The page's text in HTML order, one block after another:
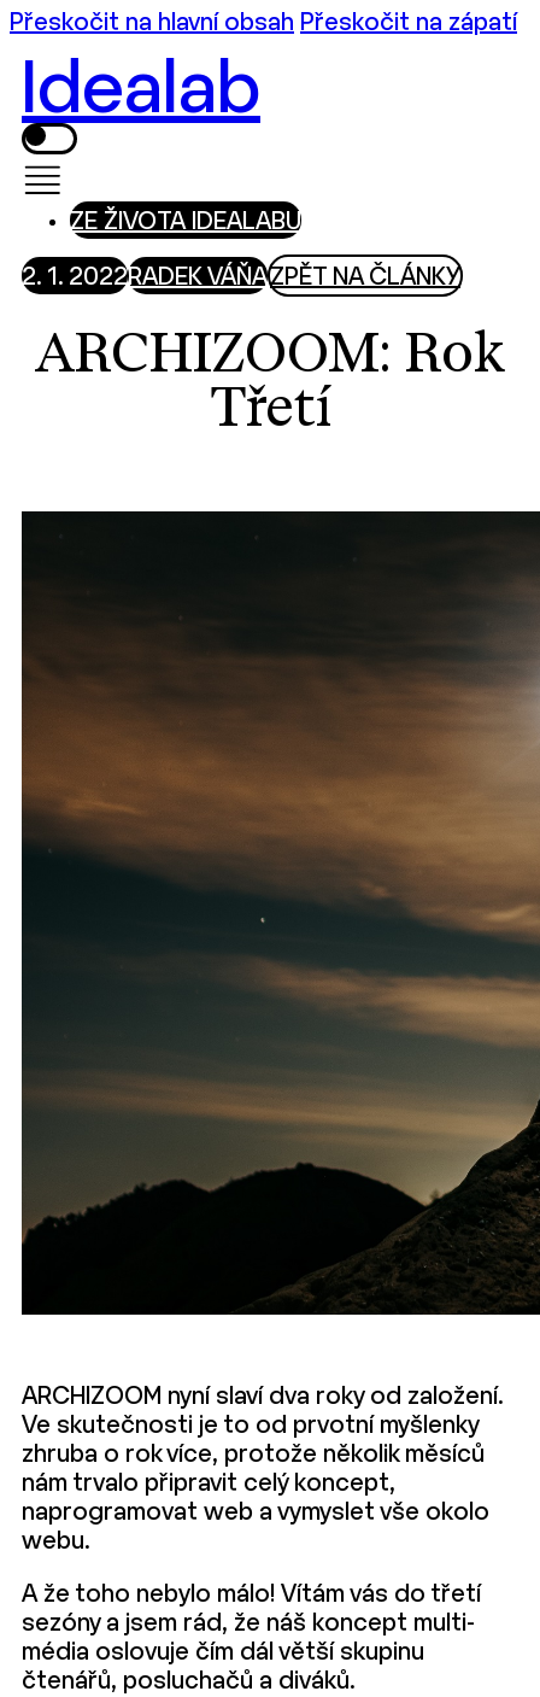
Přeskočit na hlavní obsah Přeskočit na zápatí
Idealab
ZE ŽIVOTA IDEALABU
2. 1. 2022RADEK VÁŇAZPĚT NA ČLÁNKY
ARCHIZOOM: Rok
Třetí
ARCHIZOOM nyní slaví dva roky od založení.
Ve skutečnosti je to od prvotní myšlenky
zhruba o rok více, protože několik měsíců
nám trvalo připravit celý koncept,
naprogramovat web a vymyslet vše okolo
webu.
A že toho nebylo málo! Vítám vás do třetí
sezóny a jsem rád, že náš koncept multi-
média oslovuje čím dál větší skupinu
čtenářů, posluchačů a diváků.